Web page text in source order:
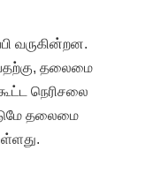
வருகின்றன.
தலைமை
நெரிசலை
தலைமை